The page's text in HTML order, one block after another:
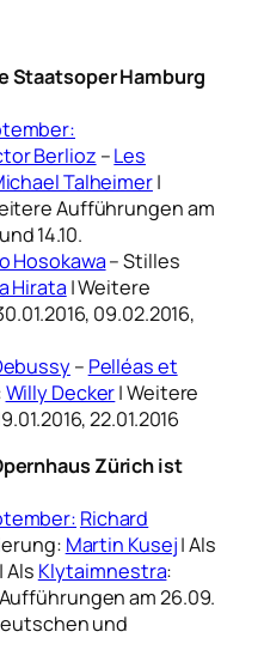
Staatsoper Hamburg
Berlioz –Les
Talheimer|
Aufführungen am
14.10.
Hosokawa– Stilles
Hirata | Weitere
09.02.2016,
– Pelléas et
Willy Decker| Weitere
22.01.2016
Zürich ist
Richard
Martin Kusej| Als
| Als Klytaimnestra:
am 26.09.
und